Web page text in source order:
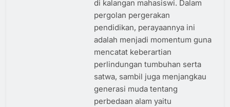
di kalangan mahasiswi. Dalam
pergolan pergerakan
pendidikan, perayaannya ini
adalah menjadi momentum guna
mencatat keberartian
perlindungan tumbuhan serta
satwa, sambil juga menjangkau
generasi muda tentang
perbedaan alam yaitu